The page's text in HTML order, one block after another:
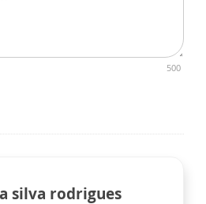
500
silva rodrigues